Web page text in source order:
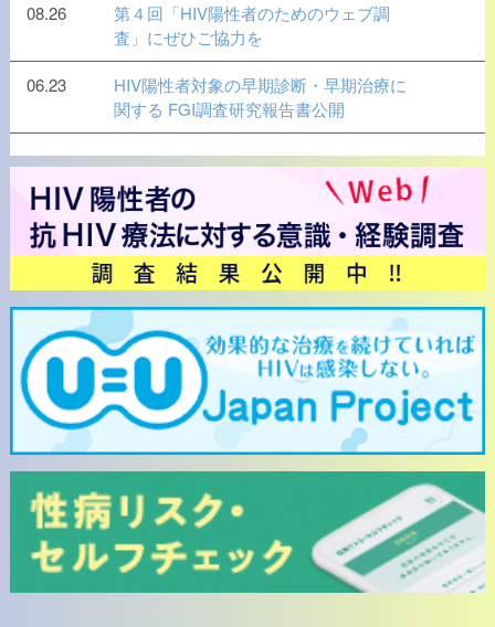
08.26
第４回「HIV陽性者のためのウェブ調
査」にぜひご協力を
06.23
HIV陽性者対象の早期診断・早期治療に
関する FGI調査研究報告書公開